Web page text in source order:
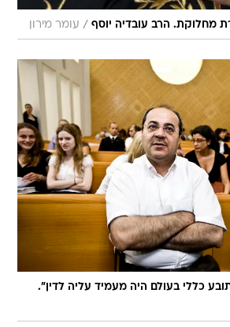
מחלוקת. הרב עובדיה יוסף / עומר מירון
כללי בעולם היה מעמיד עליה לדין".